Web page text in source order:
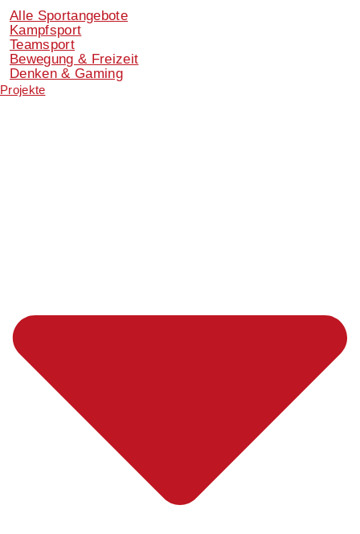
Alle Sportangebote
Kampfsport
Teamsport
Bewegung & Freizeit
Denken & Gaming
Projekte